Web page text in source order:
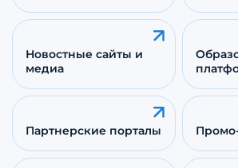
Новостные сайты и
медиа
Партнерские порталы